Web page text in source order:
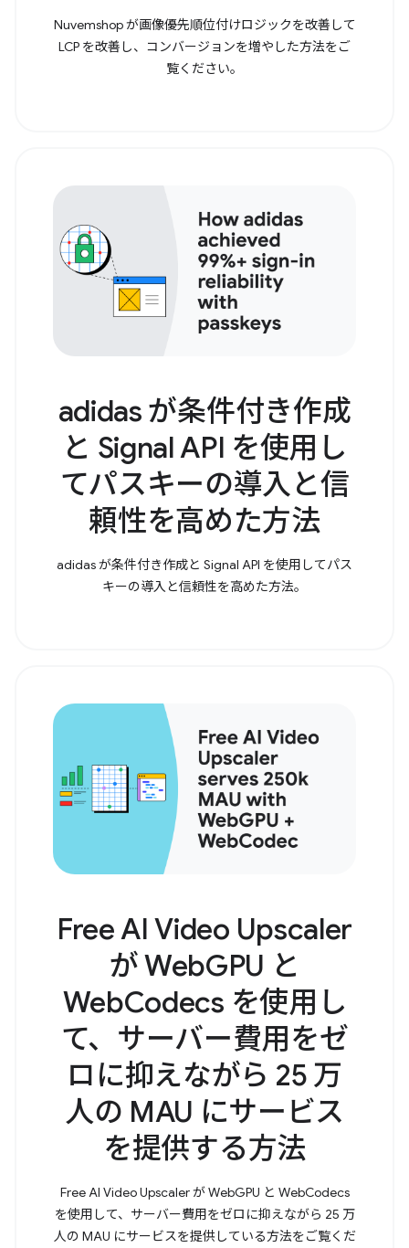
Nuvemshop が画像優先順位付けロジックを改善して
LCP を改善し、コンバージョンを増やした方法をご
覧ください。
adidas が条件付き作成
と Signal API を使用し
てパスキーの導入と信
頼性を高めた方法
adidas が条件付き作成と Signal API を使用してパス
キーの導入と信頼性を高めた方法。
Free AI Video Upscaler
が WebGPU と
WebCodecs を使用し
て、サーバー費用をゼ
ロに抑えながら 25 万
人の MAU にサービス
を提供する方法
Free AI Video Upscaler が WebGPU と WebCodecs
を使用して、サーバー費用をゼロに抑えながら 25 万
人の MAU にサービスを提供している方法をご覧くだ